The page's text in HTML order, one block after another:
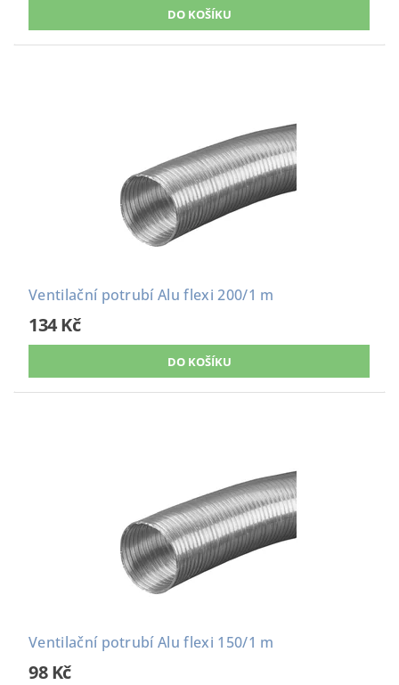
Ventilační potrubí Alu flexi 200/1 m
134 Kč
Ventilační potrubí Alu flexi 150/1 m
98 Kč